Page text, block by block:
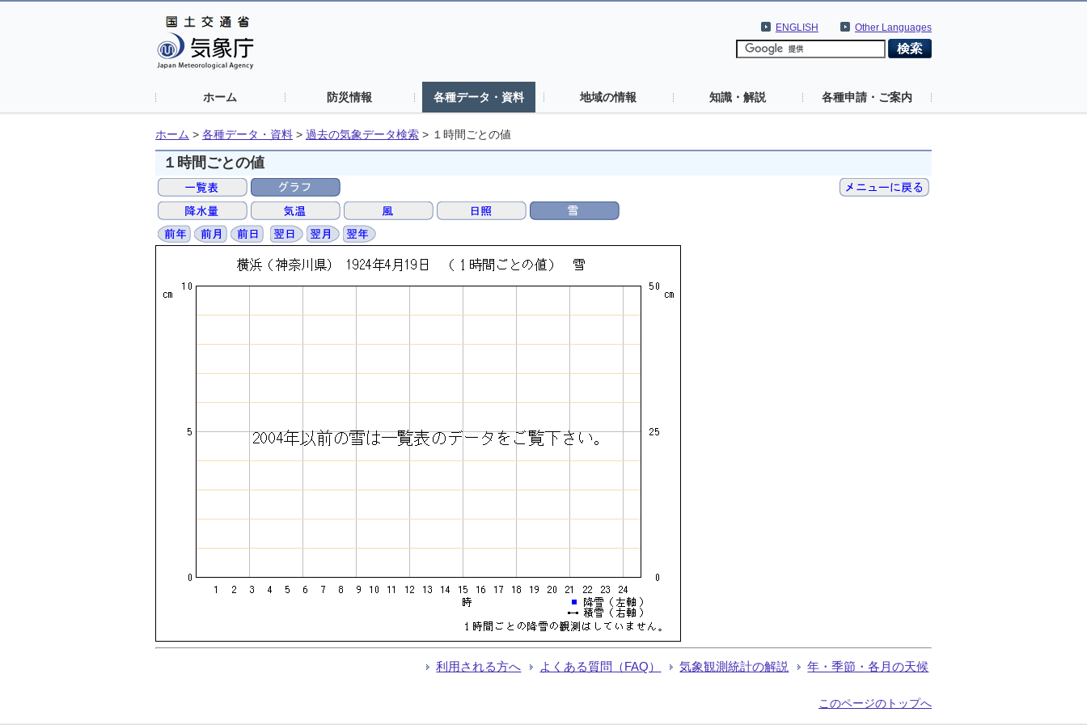
Other Languages
ENGLISH
ホーム 防災情報 各種データ・資料 地域の情報 知識・解説 各種申請・ご案内
ホーム > 各種データ・資料 > 過去の気象データ検索 > １時間ごとの値
１時間ごとの値
利用される方へ よくある質問（FAQ） 気象観測統計の解説 年・季節・各月の天候
このページのトップへ